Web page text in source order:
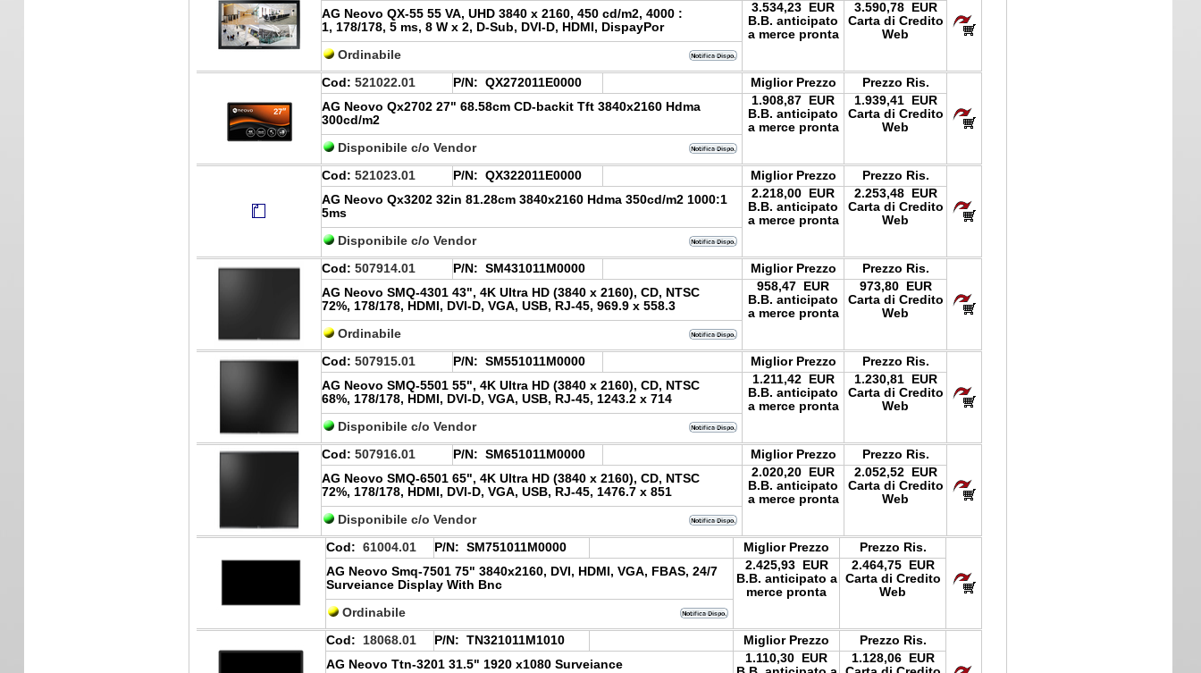
AG Neovo QX-55 55 VA, UHD 3840 x 2160, 450 cd/m2, 4000 :
1, 178/178, 5 ms, 8 W x 2, D-Sub, DVI-D, HDMI, DispayPor
3.534,23 EUR
B.B. anticipato
a merce pronta
3.590,78 EUR
Carta di Credito
Web
Ordinabile
Cod: 521022.01 P/N: QX272011E0000 Miglior Prezzo
Prezzo Ris.
AG Neovo Qx2702 27" 68.58cm CD-backit Tft 3840x2160 Hdma
300cd/m2
1.908,87 EUR
B.B. anticipato
a merce pronta
1.939,41 EUR
Carta di Credito
Web
Disponibile c/o Vendor
Cod: 521023.01 P/N: QX322011E0000 Miglior Prezzo
Prezzo Ris.
AG Neovo Qx3202 32in 81.28cm 3840x2160 Hdma 350cd/m2 1000:1
5ms
2.218,00 EUR
B.B. anticipato
a merce pronta
2.253,48 EUR
Carta di Credito
Web
Disponibile c/o Vendor
Cod: 507914.01 P/N: SM431011M0000 Miglior Prezzo
Prezzo Ris.
AG Neovo SMQ-4301 43", 4K Ultra HD (3840 x 2160), CD, NTSC
72%, 178/178, HDMI, DVI-D, VGA, USB, RJ-45, 969.9 x 558.3
958,47 EUR
B.B. anticipato
a merce pronta
973,80 EUR
Carta di Credito
Web
Ordinabile
Cod: 507915.01 P/N: SM551011M0000 Miglior Prezzo
Prezzo Ris.
AG Neovo SMQ-5501 55", 4K Ultra HD (3840 x 2160), CD, NTSC
68%, 178/178, HDMI, DVI-D, VGA, USB, RJ-45, 1243.2 x 714
1.211,42 EUR
B.B. anticipato
a merce pronta
1.230,81 EUR
Carta di Credito
Web
Disponibile c/o Vendor
Cod: 507916.01 P/N: SM651011M0000 Miglior Prezzo
Prezzo Ris.
AG Neovo SMQ-6501 65", 4K Ultra HD (3840 x 2160), CD, NTSC
72%, 178/178, HDMI, DVI-D, VGA, USB, RJ-45, 1476.7 x 851
2.020,20 EUR
B.B. anticipato
a merce pronta
2.052,52 EUR
Carta di Credito
Web
Disponibile c/o Vendor
Cod: 61004.01 P/N: SM751011M0000 Miglior Prezzo
Prezzo Ris.
AG Neovo Smq-7501 75" 3840x2160, DVI, HDMI, VGA, FBAS, 24/7
Surveiance Display With Bnc
2.425,93 EUR
B.B. anticipato a
merce pronta
2.464,75 EUR
Carta di Credito
Web
Ordinabile
Cod: 18068.01 P/N: TN321011M1010 Miglior Prezzo
Prezzo Ris.
AG Neovo Ttn-3201 31.5" 1920 x1080 Surveiance
1.110,30 EUR
1.128,06 EUR